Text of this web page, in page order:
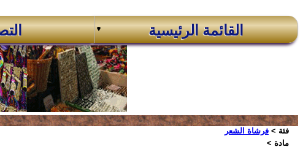
القائمة الرئيسية
فئة > فرشاة الشعر
مادة >